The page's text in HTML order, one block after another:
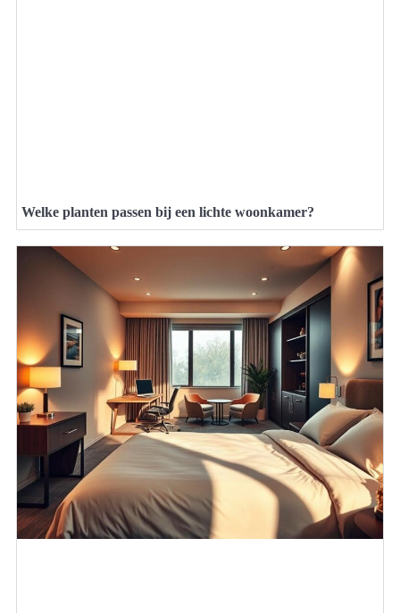
Welke planten passen bij een lichte woonkamer?